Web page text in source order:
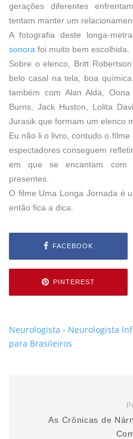
gerações diferentes
tentam manter um
A fotografia deste longa-
sonora foi muito bem escolhida.
Sobre o elenco, Britt
belo casal na tela, boa
também com Alan Alda,
Burns, Jack Huston, Lolita
Jurasik que formam um elenco
Eu não li o livro, contudo o
espectadores conseguem
em que se encantam com
presentes.
O filme Uma Longa Jornada é
então fica a dica.
FACEBOOK
PINTEREST
Neurologista - Neurologista
para Brasileiros
As Crônicas de